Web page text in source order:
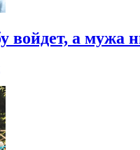
войдет, а мужа